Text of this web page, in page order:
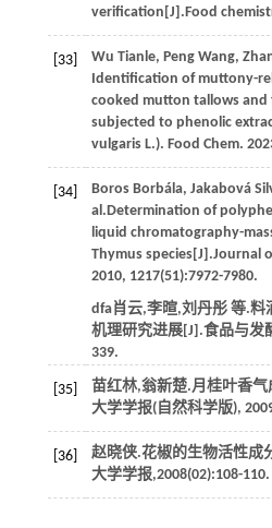
verification[J].Food
[33] Wu Tianle, Peng Wang,
Identification of muttony-
cooked mutton tallows
subjected to phenolic
vulgaris L.). Food Chem.
[34] Boros Borbála, Jakabová
al.Determination of
liquid chromatography-
Thymus species[J].Journal
2010, 1217(51):7972-7980.
dfa肖云,李暄,刘丹彤 等.料
机理研究进展[J].食品与发
339.
[35] 苗红林,翁新楚.月桂叶香
大学学报(自然科学版),
[36] 赵晓侠.花椒的生物活性成
大学学报,2008(02):108-110.